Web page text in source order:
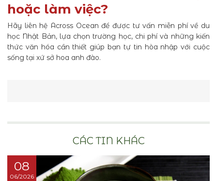
hoặc làm việc?
Hãy liên hệ Across Ocean để được tư vấn miễn phí về du
học Nhật Bản, lựa chọn trường học, chi phí và những kiến
thức văn hóa cần thiết giúp bạn tự tin hòa nhập với cuộc
sống tại xứ sở hoa anh đào.
CÁC TIN KHÁC
08
06/2026